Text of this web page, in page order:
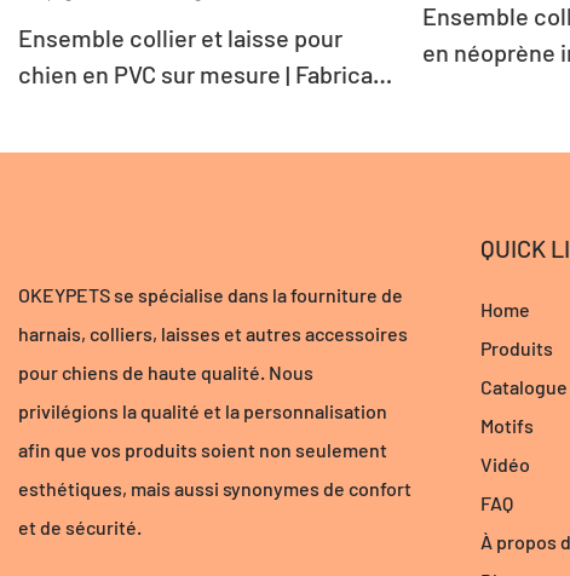
Ensemble collier et laisse pour
chien en PVC sur mesure | Fabricant
compagnie étanches et réglables
Ensemble
en néoprène
OKEYPETS se spécialise dans la fourniture de
harnais, colliers, laisses et autres accessoires
pour chiens de haute qualité. Nous
privilégions la qualité et la personnalisation
afin que vos produits soient non seulement
esthétiques, mais aussi synonymes de confort
et de sécurité.
QUICK
Home
Produits
Catalogue
Motifs
Vidéo
FAQ
À propos